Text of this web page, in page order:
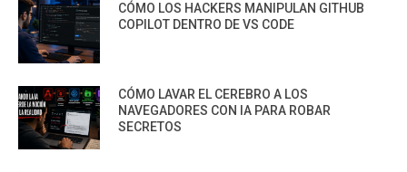
CÓMO LOS HACKERS MANIPULAN GITHUB
COPILOT DENTRO DE VS CODE
CÓMO LAVAR EL CEREBRO A LOS
NAVEGADORES CON IA PARA ROBAR
SECRETOS